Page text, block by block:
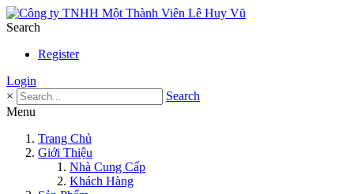
Search
Register
Login
×
Search
Menu
Trang Chủ
Giới Thiệu
Nhà Cung Cấp
Khách Hàng